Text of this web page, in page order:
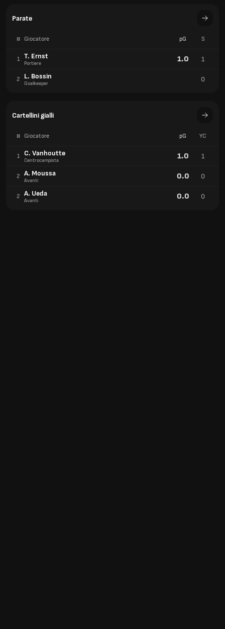
Parate
# Giocatore pG S
1 T. Ernst
Portiere 1.0 1
2 L. Bossin
Goalkeeper 0
Cartellini gialli
# Giocatore pG YC
1 C. Vanhoutte
Centrocampista 1.0 1
2 A. Moussa
Avanti 0.0 0
2 A. Ueda
Avanti 0.0 0